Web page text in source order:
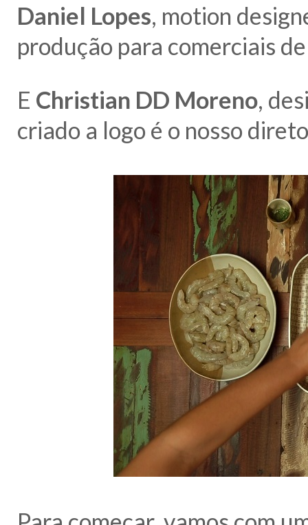
Daniel Lopes, motion
produção para comerciais
E Christian DD Moreno,
criado a logo é o nosso